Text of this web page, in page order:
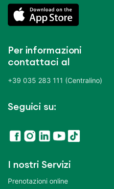
Per informazioni
contattaci al
+39 035 283 111 (Centralino)
Seguici su:
I nostri Servizi
Prenotazioni online